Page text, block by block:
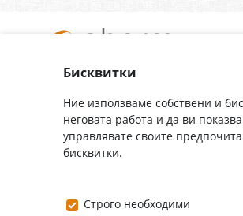
За нас
Контакти
Полезни връзки
Лични данни
Доставка
Гаранция
Плащане
Как да поръчам
0882 444 666
Бисквитки
Ние използваме собствени и
неговата работа и да ви
управлявате своите
бисквитки.
Строго необходими